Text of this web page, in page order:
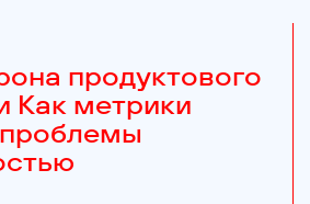
продуктового
Как метрики